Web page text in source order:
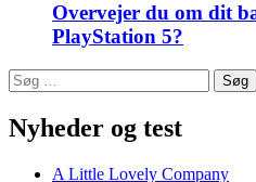
Overvejer du om dit
PlayStation 5?
Søg
efter:
Nyheder og test
A Little Lovely Company